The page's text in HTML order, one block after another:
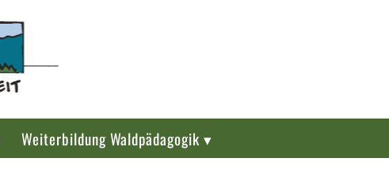
Weiterbildung Waldpädagogik ▾